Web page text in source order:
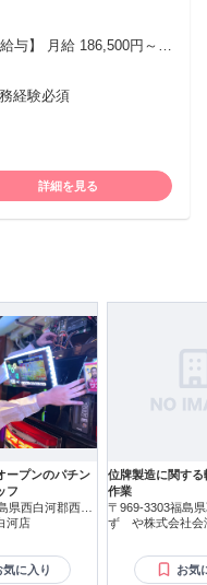
与】 月給 186,500円～
円～7,000円 ・特別
手当 あり(法人規定に準
宅手当 15,000円を上限
3.95ヶ月分(前年度実績) ■昇給 あり 【交通費】 月額23,000円
経験必須
詳細を見る
ープンのパチン
フ
県西白河郡西郷
河店
気に入り
位牌製造に関す
作業
〒969-3303福島
ずゞや株式会社
お気